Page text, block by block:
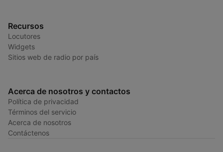
Recursos
Locutores
Widgets
Sitios web de radio por país
Acerca de nosotros y contactos
Política de privacidad
Términos del servicio
Acerca de nosotros
Contáctenos